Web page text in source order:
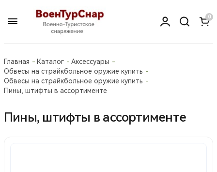
0
Главная Каталог
Аксессуары
Обвесы на страйкбольное оружие купить
Обвесы на страйкбольное оружие купить
Пины, штифты в ассортименте
Пины, штифты в ассортименте